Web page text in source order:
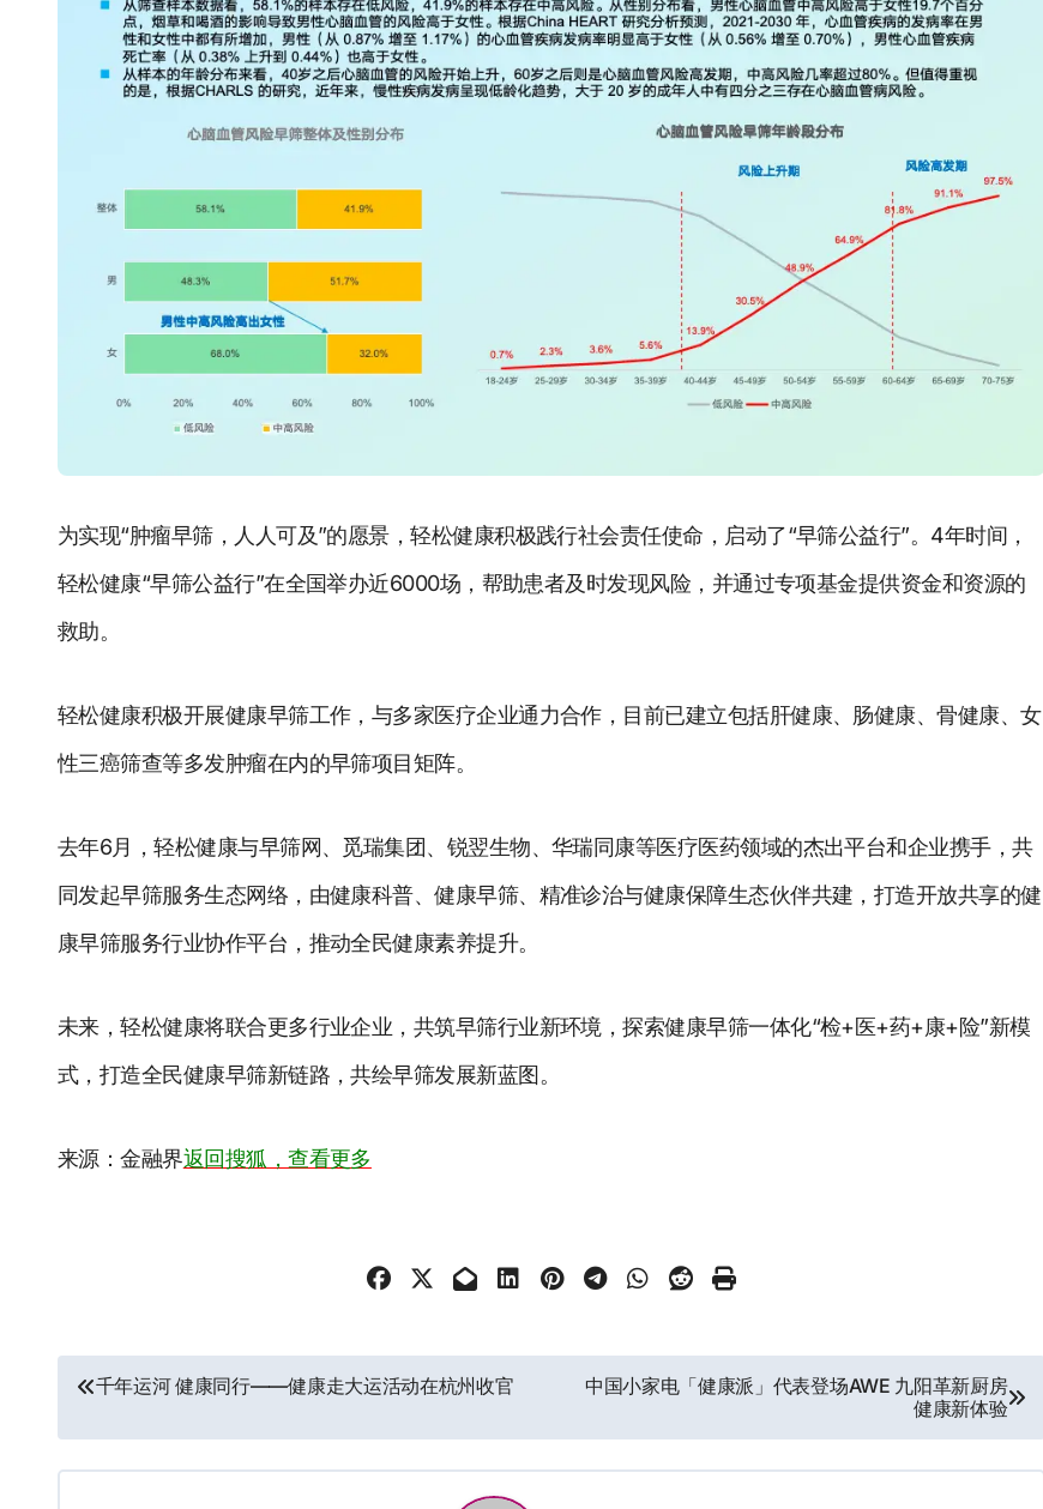
为实现“肿瘤早筛，人人可及”的愿景，轻松健康积极践行社会责任使命，启动了“早筛公益行”。4年时间，
轻松健康“早筛公益行”在全国举办近6000场，帮助患者及时发现风险，并通过专项基金提供资金和资源的
救助。
轻松健康积极开展健康早筛工作，与多家医疗企业通力合作，目前已建立包括肝健康、肠健康、骨健康、女
性三癌筛查等多发肿瘤在内的早筛项目矩阵。
去年6月，轻松健康与早筛网、觅瑞集团、锐翌生物、华瑞同康等医疗医药领域的杰出平台和企业携手，共
同发起早筛服务生态网络，由健康科普、健康早筛、精准诊治与健康保障生态伙伴共建，打造开放共享的健
康早筛服务行业协作平台，推动全民健康素养提升。
未来，轻松健康将联合更多行业企业，共筑早筛行业新环境，探索健康早筛一体化“检+医+药+康+险”新模
式，打造全民健康早筛新链路，共绘早筛发展新蓝图。
来源：金融界返回搜狐，查看更多
文
章
导
千年运河 健康同行——健康走大运活动在杭州收官
中国小家电「健康派」代表登场AWE 九阳革新厨房
健康新体验